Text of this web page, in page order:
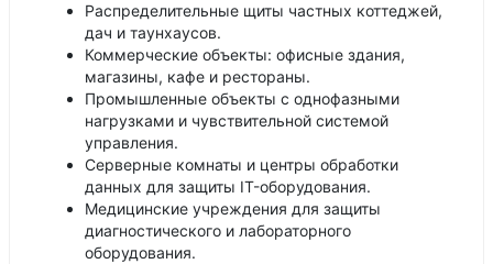
Распределительные щиты частных коттеджей,
дач и таунхаусов.
Коммерческие объекты: офисные здания,
магазины, кафе и рестораны.
Промышленные объекты с однофазными
нагрузками и чувствительной системой
управления.
Серверные комнаты и центры обработки
данных для защиты IT-оборудования.
Медицинские учреждения для защиты
диагностического и лабораторного
оборудования.